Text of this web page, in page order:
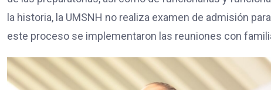
la historia, la UMSNH no realiza examen de admisión
este proceso se implementaron las reuniones con